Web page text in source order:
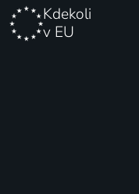
Kdekoli
v EU